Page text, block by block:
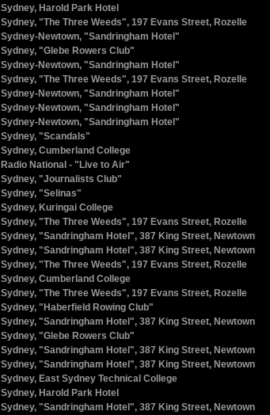
Sydney, Harold Park Hotel
Sydney, "The Three Weeds", 197 Evans Street, Rozelle
Sydney-Newtown, "Sandringham Hotel"
Sydney, "Glebe Rowers Club"
Sydney-Newtown, "Sandringham Hotel"
Sydney, "The Three Weeds", 197 Evans Street, Rozelle
Sydney-Newtown, "Sandringham Hotel"
Sydney-Newtown, "Sandringham Hotel"
Sydney-Newtown, "Sandringham Hotel"
Sydney, "Scandals"
Sydney, Cumberland College
Radio National - "Live to Air"
Sydney, "Journalists Club"
Sydney, "Selinas"
Sydney, Kuringai College
Sydney, "The Three Weeds", 197 Evans Street, Rozelle
Sydney, "Sandringham Hotel", 387 King Street, Newtown
Sydney, "Sandringham Hotel", 387 King Street, Newtown
Sydney, "The Three Weeds", 197 Evans Street, Rozelle
Sydney, Cumberland College
Sydney, "The Three Weeds", 197 Evans Street, Rozelle
Sydney, "Haberfield Rowing Club"
Sydney, "Sandringham Hotel", 387 King Street, Newtown
Sydney, "Glebe Rowers Club"
Sydney, "Sandringham Hotel", 387 King Street, Newtown
Sydney, "Sandringham Hotel", 387 King Street, Newtown
Sydney, East Sydney Technical College
Sydney, Harold Park Hotel
Sydney, "Sandringham Hotel", 387 King Street, Newtown